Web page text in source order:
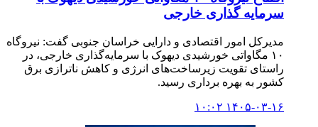
سرمایه گذاری خارجی
مدیرکل امور اقتصادی و دارایی خراسان جنوبی گفت: نیروگاه
۱۰ مگاواتی خورشیدی دیهوک با سرمایه‌گذاری خارجی، در
راستای تقویت زیرساخت‌های انرژی و کاهش ناترازی برق
کشور به بهره برداری رسید.
۱۴۰۵-۰۳-۱۶ ۱۰:۰۲